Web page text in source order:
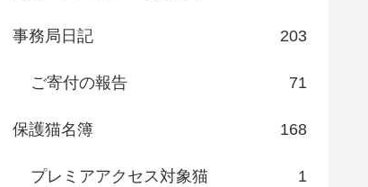
事務局日記 203
ご寄付の報告 71
保護猫名簿 168
プレミアアクセス対象猫 1